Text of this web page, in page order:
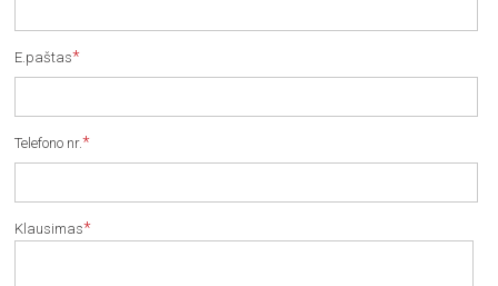
E.paštas*
Telefono nr.*
Klausimas*